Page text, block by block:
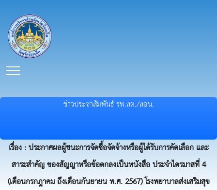
ข่าวประชาสัมพันธ์ รพ.สต./สอน.
เรื่อง : ประกาศผลผู้ชนะการจัดซื้อจัดจ้างหรือผู้ได้รับการคัดเลือก และ
สาระสำคัญ ของสัญญาหรือข้อตกลงเป็นหนังสือ ประจำไตรมาสที่ 4
(เดือนกรกฎาคม ถึงเดือนกันยายน พ.ศ. 2567) โรงพยาบาลส่งเสริมสุข